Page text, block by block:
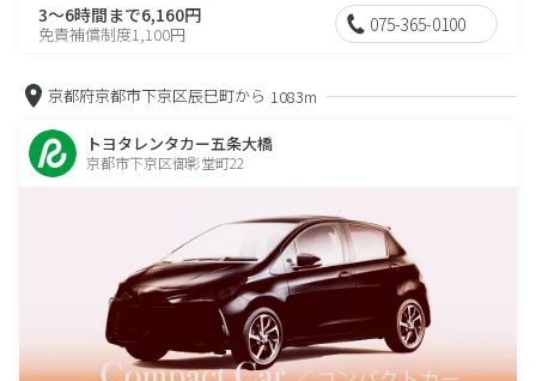
3～6時間まで6,160円
免責補償制度1,100円 075-365-0100
京都府京都市下京区辰巳町から 1083m
トヨタレンタカー五条大橋
京都市下京区御影堂町22